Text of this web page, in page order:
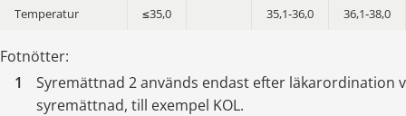
Temperatur
≤35,0 35,1‑36,0 36,1‑38,0
Fotnötter:
Syremättnad 2 används endast efter läkarordination
syremättnad, till exempel KOL.